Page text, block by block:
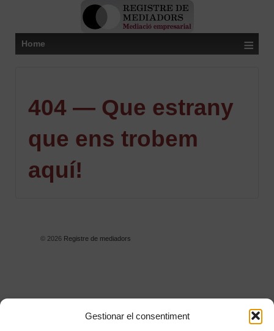
Gestionar el consentiment
Home ≡
404 — Que estrany
que ens trobem
aquí!
© 2026Registre de mediadors